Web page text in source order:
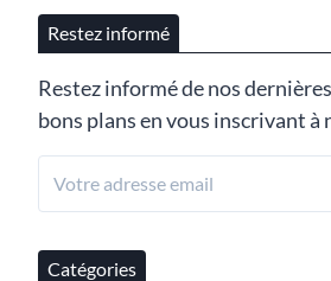
Restez informé
Restez informé de nos
bons plans en vous inscrivant
Catégories